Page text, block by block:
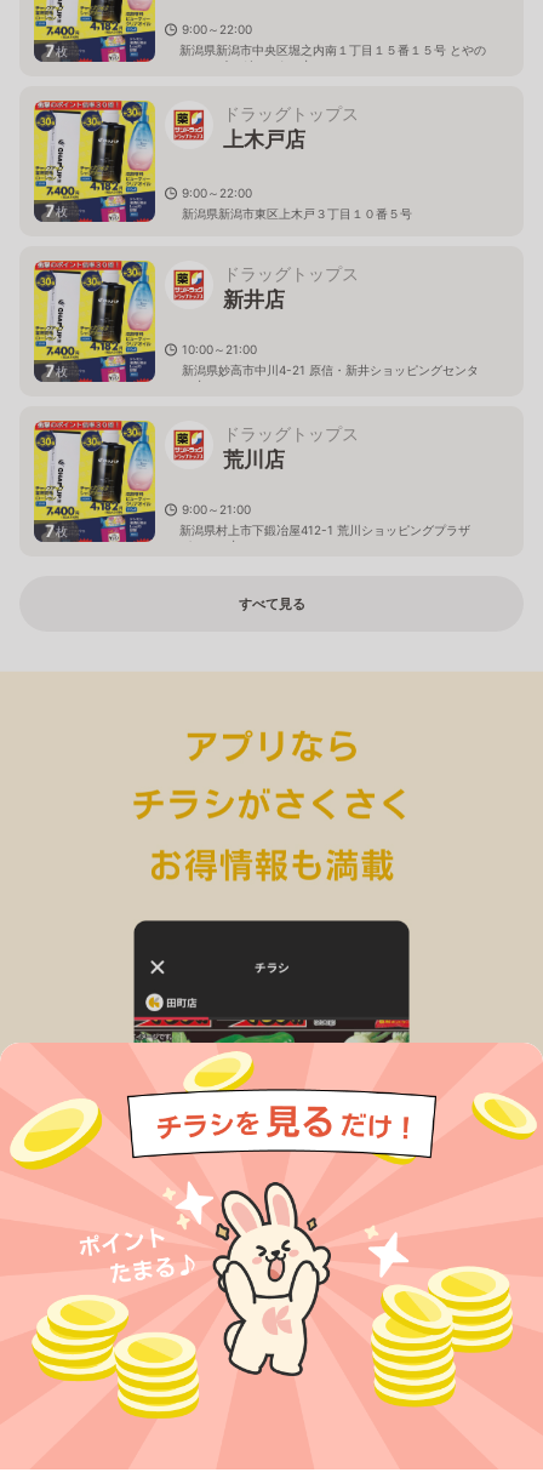
7枚
9:00～22:00
新潟県新潟市中央区堀之内南１丁目１５番１５号 とやの
ショッピングセンター内
7枚
ドラッグトップス
上木戸店
9:00～22:00
新潟県新潟市東区上木戸３丁目１０番５号
7枚
ドラッグトップス
新井店
10:00～21:00
新潟県妙高市中川4-21 原信・新井ショッピングセンタ
ー内
7枚
ドラッグトップス
荒川店
9:00～21:00
新潟県村上市下鍛冶屋412-1 荒川ショッピングプラザ
パルティ内
すべて見る